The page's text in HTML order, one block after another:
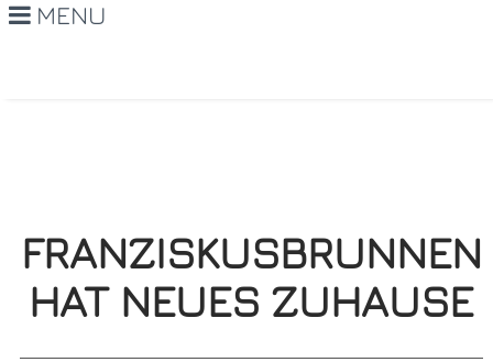
MENU
FRANZISKUSBRUNNEN
HAT NEUES ZUHAUSE